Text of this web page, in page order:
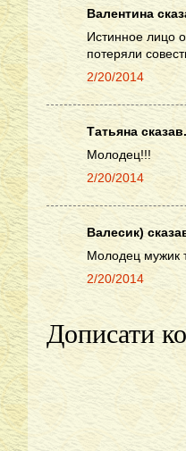
Валентина
Истинное лицо
потеряли
2/20/2014
Татьяна
Молодец!!!
2/20/2014
Валесик)
Молодец мужик
2/20/2014
Дописати